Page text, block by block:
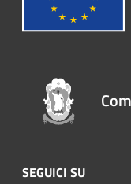
SEGUICI SU